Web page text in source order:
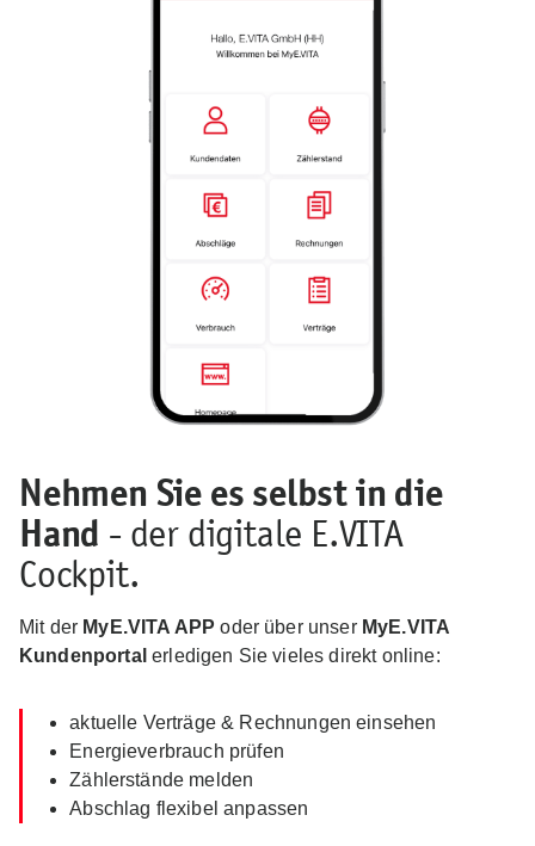
Nehmen Sie es selbst in die
Hand - der digitale E.VITA
Cockpit.
Mit der MyE.VITA APP oder über unser MyE.VITA
Kundenportal erledigen Sie vieles direkt online:
aktuelle Verträge & Rechnungen einsehen
Energieverbrauch prüfen
Zählerstände melden
Abschlag flexibel anpassen